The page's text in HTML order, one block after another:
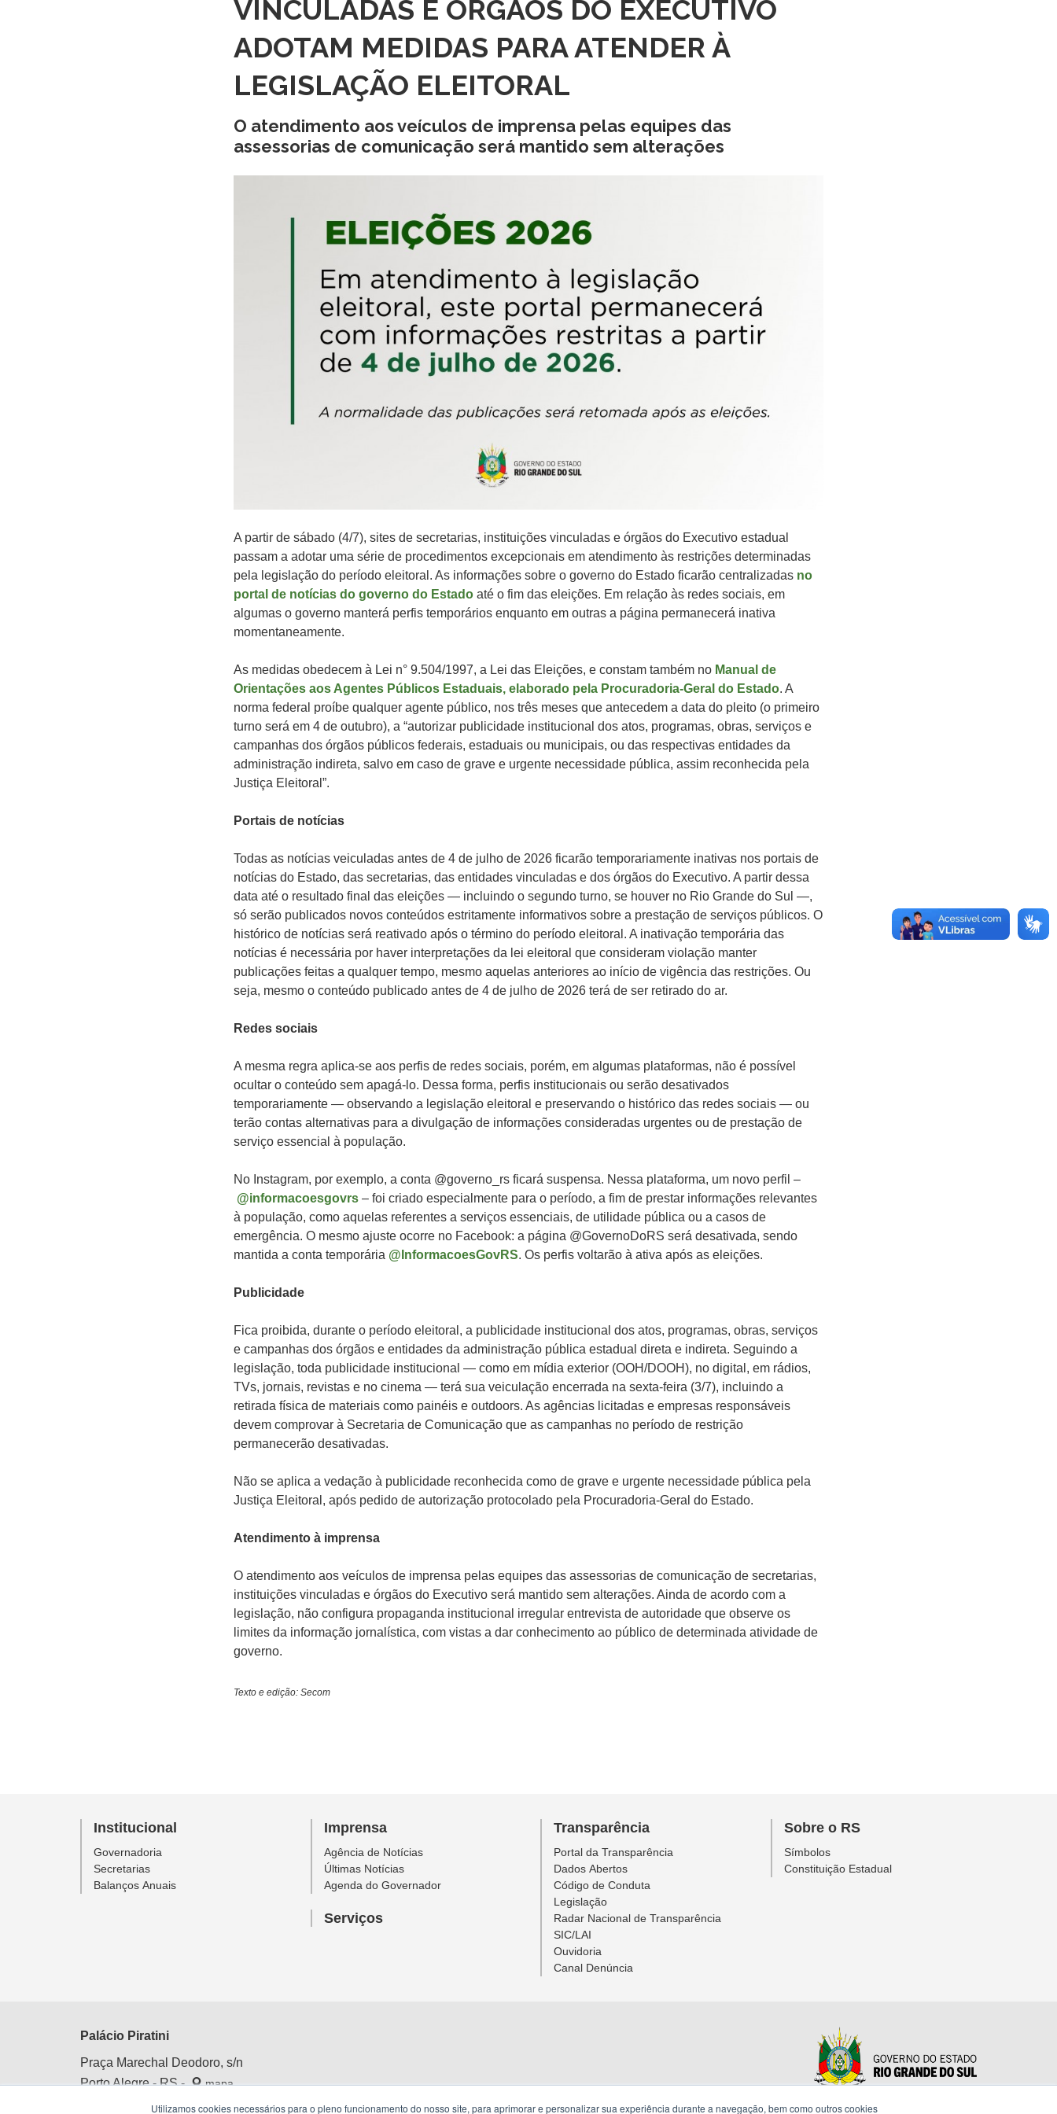
VINCULADAS E ÓRGÃOS DO EXECUTIVO
ADOTAM MEDIDAS PARA ATENDER À
LEGISLAÇÃO ELEITORAL
O atendimento aos veículos de imprensa pelas equipes das
assessorias de comunicação será mantido sem alterações
A partir de sábado (4/7), sites de secretarias, instituições vinculadas e órgãos do Executivo estadual
passam a adotar uma série de procedimentos excepcionais em atendimento às restrições determinadas
pela legislação do período eleitoral. As informações sobre o governo do Estado ficarão centralizadas no
portal de notícias do governo do Estado até o fim das eleições. Em relação às redes sociais, em
algumas o governo manterá perfis temporários enquanto em outras a página permanecerá inativa
momentaneamente.
As medidas obedecem à Lei n° 9.504/1997, a Lei das Eleições, e constam também no Manual de
Orientações aos Agentes Públicos Estaduais, elaborado pela Procuradoria-Geral do Estado. A
norma federal proíbe qualquer agente público, nos três meses que antecedem a data do pleito (o primeiro
turno será em 4 de outubro), a “autorizar publicidade institucional dos atos, programas, obras, serviços e
campanhas dos órgãos públicos federais, estaduais ou municipais, ou das respectivas entidades da
administração indireta, salvo em caso de grave e urgente necessidade pública, assim reconhecida pela
Justiça Eleitoral”.
Portais de notícias
Todas as notícias veiculadas antes de 4 de julho de 2026 ficarão temporariamente inativas nos portais de
notícias do Estado, das secretarias, das entidades vinculadas e dos órgãos do Executivo. A partir dessa
data até o resultado final das eleições — incluindo o segundo turno, se houver no Rio Grande do Sul —,
só serão publicados novos conteúdos estritamente informativos sobre a prestação de serviços públicos. O
histórico de notícias será reativado após o término do período eleitoral. A inativação temporária das
notícias é necessária por haver interpretações da lei eleitoral que consideram violação manter
publicações feitas a qualquer tempo, mesmo aquelas anteriores ao início de vigência das restrições. Ou
seja, mesmo o conteúdo publicado antes de 4 de julho de 2026 terá de ser retirado do ar.
Redes sociais
A mesma regra aplica-se aos perfis de redes sociais, porém, em algumas plataformas, não é possível
ocultar o conteúdo sem apagá-lo. Dessa forma, perfis institucionais ou serão desativados
temporariamente — observando a legislação eleitoral e preservando o histórico das redes sociais — ou
terão contas alternativas para a divulgação de informações consideradas urgentes ou de prestação de
serviço essencial à população.
No Instagram, por exemplo, a conta @governo_rs ficará suspensa. Nessa plataforma, um novo perfil –
@informacoesgovrs – foi criado especialmente para o período, a fim de prestar informações relevantes
à população, como aquelas referentes a serviços essenciais, de utilidade pública ou a casos de
emergência. O mesmo ajuste ocorre no Facebook: a página @GovernoDoRS será desativada, sendo
mantida a conta temporária @InformacoesGovRS. Os perfis voltarão à ativa após as eleições.
Publicidade
Fica proibida, durante o período eleitoral, a publicidade institucional dos atos, programas, obras, serviços
e campanhas dos órgãos e entidades da administração pública estadual direta e indireta. Seguindo a
legislação, toda publicidade institucional — como em mídia exterior (OOH/DOOH), no digital, em rádios,
TVs, jornais, revistas e no cinema — terá sua veiculação encerrada na sexta-feira (3/7), incluindo a
retirada física de materiais como painéis e outdoors. As agências licitadas e empresas responsáveis
devem comprovar à Secretaria de Comunicação que as campanhas no período de restrição
permanecerão desativadas.
Não se aplica a vedação à publicidade reconhecida como de grave e urgente necessidade pública pela
Justiça Eleitoral, após pedido de autorização protocolado pela Procuradoria-Geral do Estado.
Atendimento à imprensa
O atendimento aos veículos de imprensa pelas equipes das assessorias de comunicação de secretarias,
instituições vinculadas e órgãos do Executivo será mantido sem alterações. Ainda de acordo com a
legislação, não configura propaganda institucional irregular entrevista de autoridade que observe os
limites da informação jornalística, com vistas a dar conhecimento ao público de determinada atividade de
governo.
Texto e edição: Secom
Institucional
Governadoria
Secretarias
Balanços Anuais
Imprensa
Agência de Notícias
Últimas Notícias
Agenda do Governador
Serviços
Transparência
Portal da Transparência
Dados Abertos
Código de Conduta
Legislação
Radar Nacional de Transparência
SIC/LAI
Ouvidoria
Canal Denúncia
Sobre o RS
Símbolos
Constituição Estadual
Palácio Piratini
Praça Marechal Deodoro, s/n
Porto Alegre - RS -
mapa
Centro HistóricoUtilizamos cookies necessários para o pleno funcionamento do nosso site, para aprimorar e personalizar sua experiência durante a navegação, bem como outros cookies